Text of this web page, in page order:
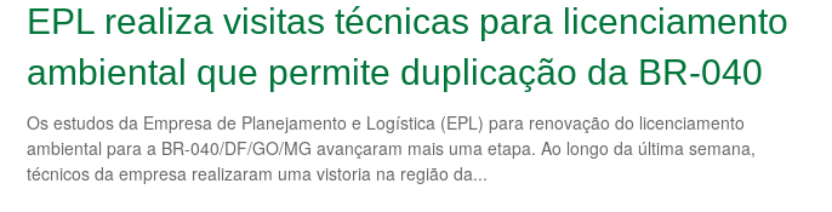
EPL realiza visitas técnicas para licenciamento
ambiental que permite duplicação da BR-040
Os estudos da Empresa de Planejamento e Logística (EPL) para renovação do licenciamento
ambiental para a BR-040/DF/GO/MG avançaram mais uma etapa. Ao longo da última semana,
técnicos da empresa realizaram uma vistoria na região da...